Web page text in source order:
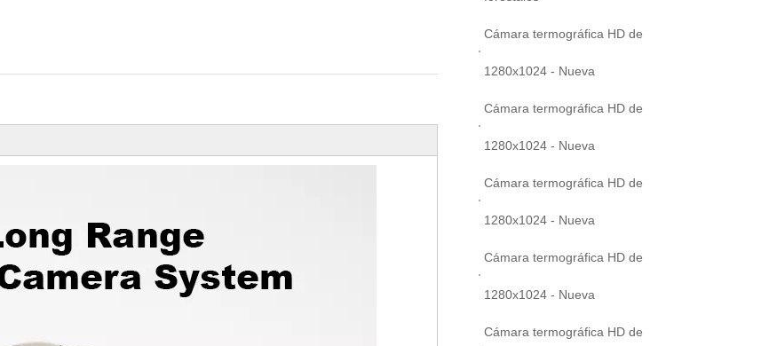
Cámara termográfica HD de
1280x1024 - Nueva
Cámara termográfica HD de
1280x1024 - Nueva
Cámara termográfica HD de
1280x1024 - Nueva
Cámara termográfica HD de
1280x1024 - Nueva
Cámara termográfica HD de